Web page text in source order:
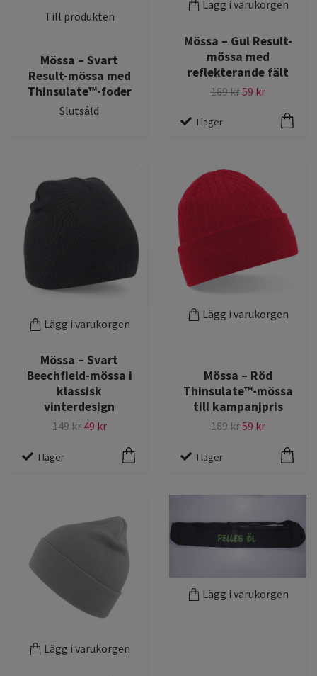
Till produkten
Mössa – Svart
Result-mössa med
Thinsulate™-foder
Slutsåld
Lägg i varukorgen
Mössa – Gul Result-
mössa med
reflekterande fält
169 kr59 kr
I lager
Lägg i varukorgen
Mössa – Svart
Beechfield-mössa i
klassisk
vinterdesign
149 kr 49 kr
I lager
Lägg i varukorgen
Mössa – Röd
Thinsulate™-mössa
till kampanjpris
169 kr59 kr
I lager
Lägg i varukorgen
Lägg i varukorgen